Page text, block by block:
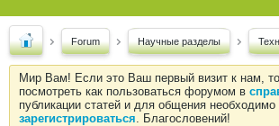
Forum Научные разделы
Мир Вам! Если это Ваш первый визит к нам,
посмотреть как пользоваться форумом в
публикации статей и для общения необходимо
зарегистрироваться. Благословений!